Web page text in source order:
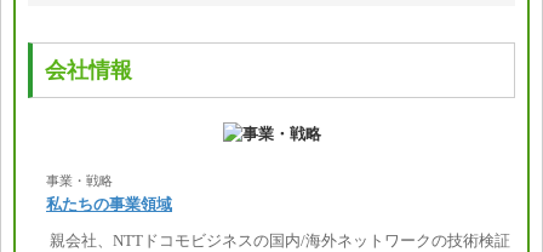
会社情報
事業・戦略
私たちの事業領域
親会社、NTTドコモビジネスの国内/海外ネットワークの技術検証